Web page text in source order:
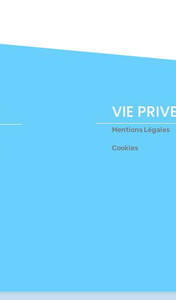
VIE
Mentions Légales
Cookies